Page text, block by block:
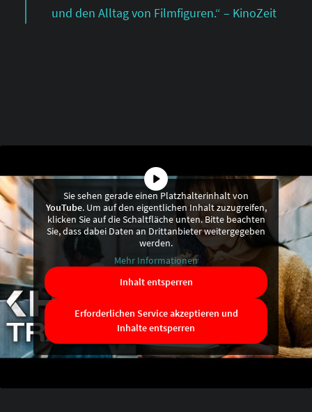
und den Alltag von Filmfiguren.“ – KinoZeit
Sie sehen gerade einen Platzhalterinhalt von
YouTube. Um auf den eigentlichen Inhalt zuzugreifen,
klicken Sie auf die Schaltfläche unten. Bitte beachten
Sie, dass dabei Daten an Drittanbieter weitergegeben
werden.
Mehr Informationen
Inhalt entsperren
Erforderlichen Service akzeptieren und
Inhalte entsperren